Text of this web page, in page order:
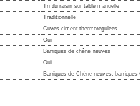
Tri du raisin sur table manuelle
Traditionnelle
Cuves ciment thermorégulées
Oui
Barriques de chêne neuves
Oui
Barriques de Chêne neuves, barriques